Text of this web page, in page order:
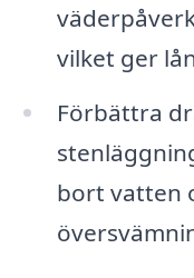
vilket ger
Förbättra
bort vatten